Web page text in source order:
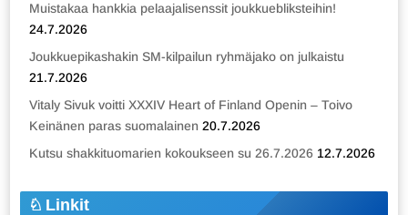
Muistakaa hankkia pelaajalisenssit joukkuebliksteihin!
24.7.2026
Joukkuepikashakin SM-kilpailun ryhmäjako on julkaistu
21.7.2026
Vitaly Sivuk voitti XXXIV Heart of Finland Openin – Toivo
Keinänen paras suomalainen 20.7.2026
Kutsu shakkituomarien kokoukseen su 26.7.2026 12.7.2026
Linkit